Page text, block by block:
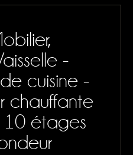
PARTENAIRE
ET NAPPAGE
-
cuisine -
chauffante
10 étages